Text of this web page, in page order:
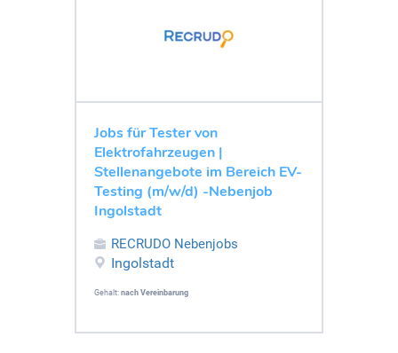
Jobs für Tester von
Elektrofahrzeugen |
Stellenangebote im Bereich EV-
Testing (m/w/d) -Nebenjob
Ingolstadt
RECRUDO Nebenjobs
Ingolstadt
Gehalt: nach Vereinbarung